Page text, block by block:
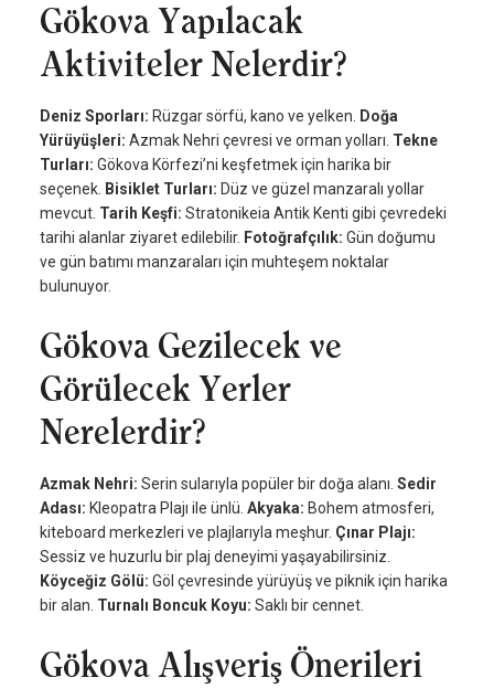
Gökova Yapılacak
Aktiviteler Nelerdir?
Deniz Sporları: Rüzgar sörfü, kano ve yelken. Doğa
Yürüyüşleri: Azmak Nehri çevresi ve orman yolları. Tekne
Turları: Gökova Körfezi’ni keşfetmek için harika bir
seçenek. Bisiklet Turları: Düz ve güzel manzaralı yollar
mevcut. Tarih Keşfi: Stratonikeia Antik Kenti gibi çevredeki
tarihi alanlar ziyaret edilebilir. Fotoğrafçılık: Gün doğumu
ve gün batımı manzaraları için muhteşem noktalar
bulunuyor.
Gökova Gezilecek ve
Görülecek Yerler
Nerelerdir?
Azmak Nehri: Serin sularıyla popüler bir doğa alanı. Sedir
Adası: Kleopatra Plajı ile ünlü. Akyaka: Bohem atmosferi,
kiteboard merkezleri ve plajlarıyla meşhur. Çınar Plajı:
Sessiz ve huzurlu bir plaj deneyimi yaşayabilirsiniz.
Köyceğiz Gölü: Göl çevresinde yürüyüş ve piknik için harika
bir alan. Turnalı Boncuk Koyu: Saklı bir cennet.
Gökova Alışveriş Önerileri